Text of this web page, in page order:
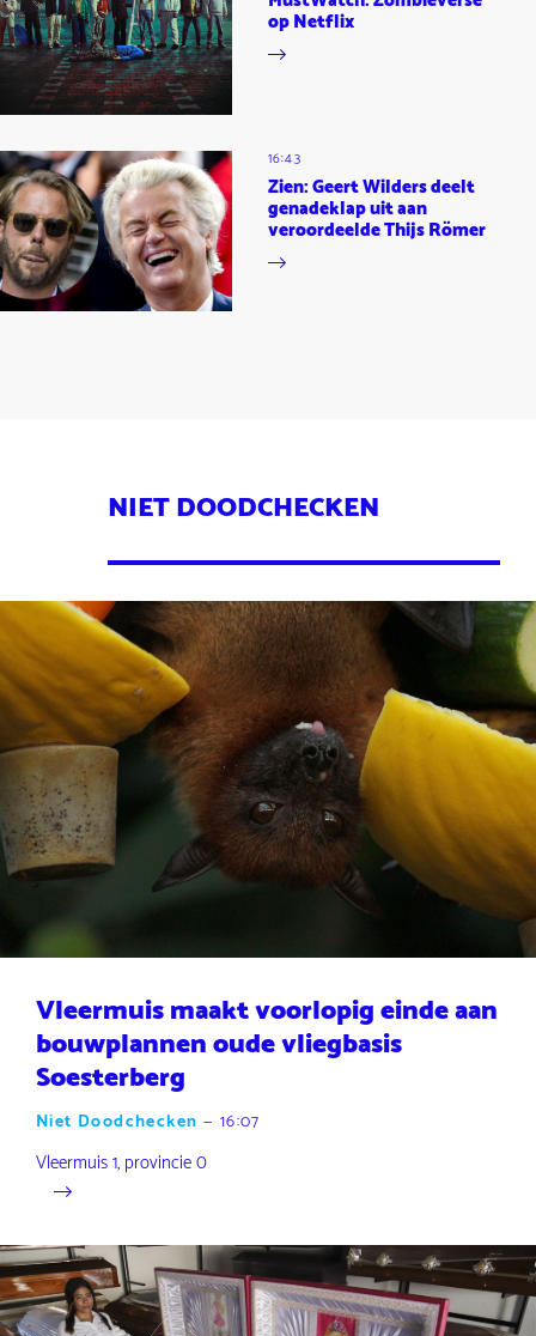
op Netflix
16:43
Zien: Geert Wilders deelt
genadeklap uit aan
veroordeelde Thijs Römer
NIET DOODCHECKEN
Vleermuis maakt voorlopig einde aan
bouwplannen oude vliegbasis
Soesterberg
Niet Doodchecken — 16:07
Vleermuis 1, provincie 0